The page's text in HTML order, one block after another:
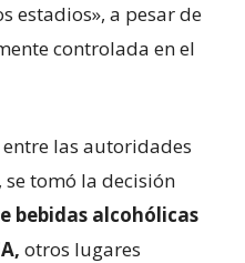
estadios», a pesar de
controlada en el
las autoridades
tomó la decisión
bebidas alcohólicas
otros lugares